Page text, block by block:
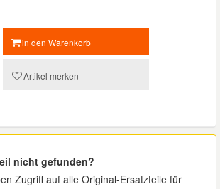
in den Warenkorb
Artikel merken
nicht gefunden?
Zugriff auf alle Original-Ersatzteile für